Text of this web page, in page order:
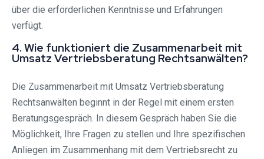
über die erforderlichen Kenntnisse und Erfahrungen
verfügt.
4. Wie funktioniert die Zusammenarbeit mit
Umsatz Vertriebsberatung Rechtsanwälten?
Die Zusammenarbeit mit Umsatz Vertriebsberatung
Rechtsanwälten beginnt in der Regel mit einem ersten
Beratungsgespräch. In diesem Gespräch haben Sie die
Möglichkeit, Ihre Fragen zu stellen und Ihre spezifischen
Anliegen im Zusammenhang mit dem Vertriebsrecht zu